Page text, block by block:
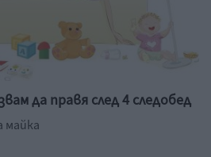
да правя след 4 следобед
майка